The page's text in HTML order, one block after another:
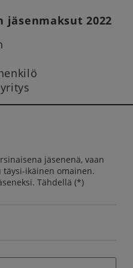
jäsenmaksut 2022
jäsenenä, vaan
ikäinen omainen.
Tähdellä (*)